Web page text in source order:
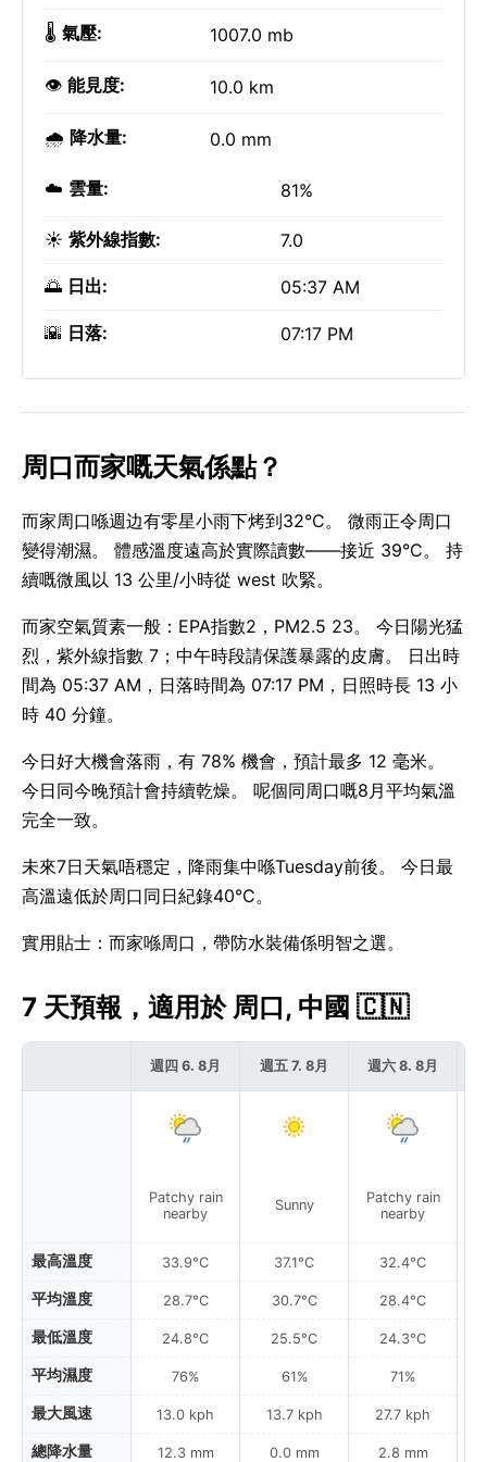
🌡️ 氣壓: 1007.0 mb
👁️ 能見度: 10.0 km
🌧️ 降水量: 0.0 mm
☁️ 雲量: 81%
☀️ 紫外線指數: 7.0
🌅 日出: 05:37 AM
🌇 日落: 07:17 PM
周口而家嘅天氣係點？
而家周口喺週边有零星小雨下烤到32°C。 微雨正令周口
變得潮濕。 體感溫度遠高於實際讀數——接近 39°C。 持
續嘅微風以 13 公里/小時從 west 吹緊。
而家空氣質素一般：EPA指數2，PM2.5 23。 今日陽光猛
烈，紫外線指數 7；中午時段請保護暴露的皮膚。 日出時
間為 05:37 AM，日落時間為 07:17 PM，日照時長 13 小
時 40 分鐘。
今日好大機會落雨，有 78% 機會，預計最多 12 毫米。
今日同今晚預計會持續乾燥。 呢個同周口嘅8月平均氣溫
完全一致。
未來7日天氣唔穩定，降雨集中喺Tuesday前後。 今日最
高溫遠低於周口同日紀錄40°C。
實用貼士：而家喺周口，帶防水裝備係明智之選。
7 天預報，適用於 周口, 中國 🇨🇳
最高溫度
平均溫度
最低溫度
平均濕度
最大風速
總降水量
週四 6. 8月
Patchy rain
nearby
33.9°C
28.7°C
24.8°C
76%
13.0 kph
12.3 mm
週五 7. 8月
Sunny
37.1°C
30.7°C
25.5°C
61%
13.7 kph
0.0 mm
週六 8. 8月
Patchy rain
nearby
32.4°C
28.4°C
24.3°C
71%
27.7 kph
2.8 mm